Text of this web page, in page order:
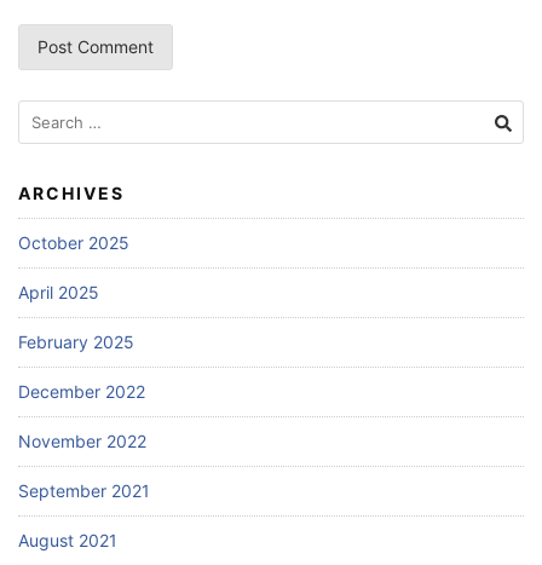
Search
for:
ARCHIVES
October 2025
April 2025
February 2025
December 2022
November 2022
September 2021
August 2021